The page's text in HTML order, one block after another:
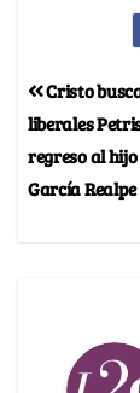
Cristo
liberales
regreso al
García Realpe